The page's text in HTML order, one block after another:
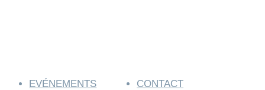
EVÉNEMENTS CONTACT